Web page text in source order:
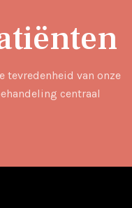
tevredenheid van onze
centraal